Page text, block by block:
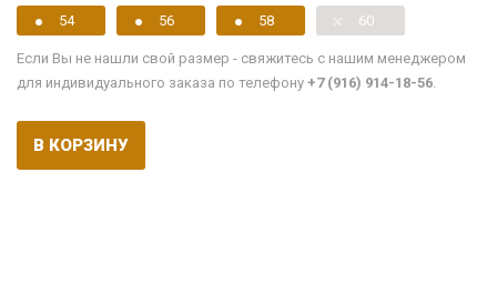
54 56 58 60
Если Вы не нашли свой размер - свяжитесь с нашим менеджером
для индивидуального заказа по телефону +7 (916) 914-18-56.
В КОРЗИНУ